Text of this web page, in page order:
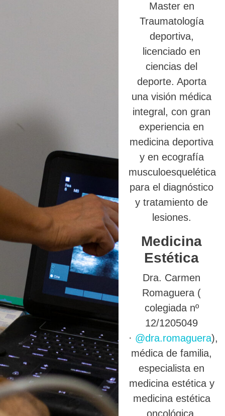
Master en
Traumatología
deportiva,
licenciado en
ciencias del
deporte. Aporta
una visión médica
integral, con gran
experiencia en
medicina deportiva
y en ecografía
musculoesquelética
para el diagnóstico
y tratamiento de
lesiones.
Medicina
Estética
Dra. Carmen
Romaguera (
colegiada nº
12/1205049
· @dra.romaguera),
médica de familia,
especialista en
medicina estética y
medicina estética
oncológica.